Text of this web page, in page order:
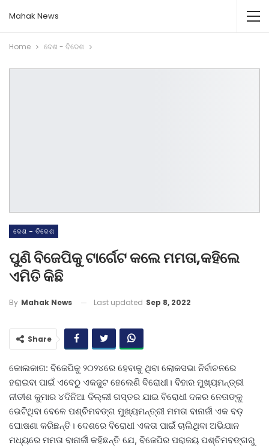
Mahak News
Home ଦେଶ - ବିଦେଶ
ଦେଶ - ବିଦେଶ
ପୁଣି ବିଜେପିକୁ ଟାର୍ଗେଟ କଲେ ମମତା,କହିଲେ
ଏମିତି କିଛି
By Mahak News Last updated Sep 8, 2022
Share
କୋଲକାତା: ବିଜେପିକୁ ୨୦୨୪ରେ ହେବାକୁ ଥିବା ଲୋକସଭା ନିର୍ବାଚନରେ
ହରାଇବା ପାଇଁ ଏବେଠୁ ଏକଜୁଟ ହେଲେଣି ବିରୋଧୀ। ବିହାର ମୁଖ୍ୟମନ୍ତ୍ରୀ
ନୀତୀଶ କୁମାର ୪ଦିନିଆ ଦିଲ୍ଲୀ ଗସ୍ତର ଯାଇ ବିରୋଧୀ ଦଳର ନେତାଙ୍କୁ
ଭେଟିଥିବା ବେଳେ ପଶ୍ଚିମବଙ୍ଗ ମୁଖ୍ୟମନ୍ତ୍ରୀ ମମତା ବାନାର୍ଜୀ ଏକ ବଡ଼
ଘୋଷଣା କରିଛନ୍ତି। ଦେଶରେ ବିରୋଧୀ ଏକତା ପାଇଁ ଚାଲିଥିବା ଅଭିଯାନ
ମଧ୍ୟରେ ମମତା ବାନାର୍ଜୀ କହିଛନ୍ତି ଯେ, ବିଜେପିର ପରାଜୟ ପଶ୍ଚିମବଙ୍ଗରୁ